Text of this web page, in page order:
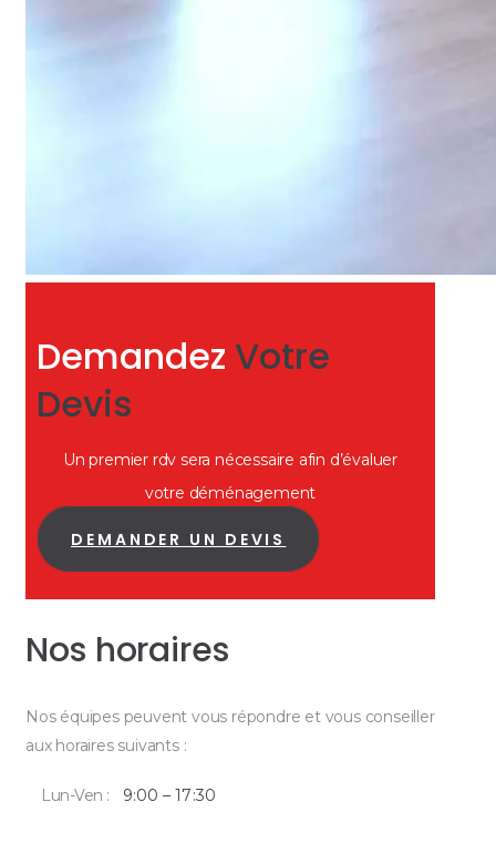
Demandez Votre
Devis
Un premier rdv sera nécessaire afin d’évaluer
votre déménagement
DEMANDER UN DEVIS
Nos horaires
Nos équipes peuvent vous répondre et vous conseiller
aux horaires suivants :
Lun-Ven : 9:00 – 17:30